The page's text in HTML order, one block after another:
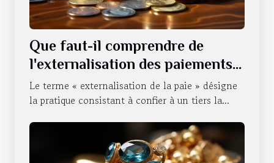
Que faut-il comprendre de
l'externalisation des paiements
d'une entreprise ?
Le terme « externalisation de la paie » désigne
la pratique consistant à confier à un tiers la...